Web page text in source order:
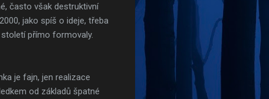
často však destruktivní
jako spíš o ideje, třeba
přímo formovaly.
je fajn, jen realizace
od základů špatné